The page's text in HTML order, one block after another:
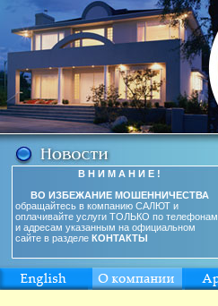
В Н И М А Н И Е !
ВО ИЗБЕЖАНИЕ МОШЕННИЧЕСТВА
обращайтесь в компанию САЛЮТ и
оплачивайте услуги ТОЛЬКО по телефонам
и адресам указанным на официальном
сайте в разделе КОНТАКТЫ